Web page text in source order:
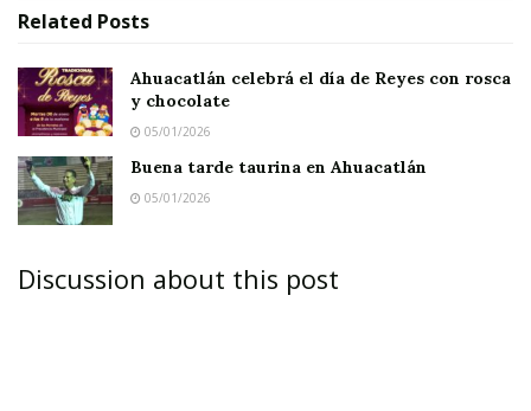
Related Posts
Ahuacatlán celebrá el día de Reyes con rosca
y chocolate
05/01/2026
Buena tarde taurina en Ahuacatlán
05/01/2026
Discussion about this post